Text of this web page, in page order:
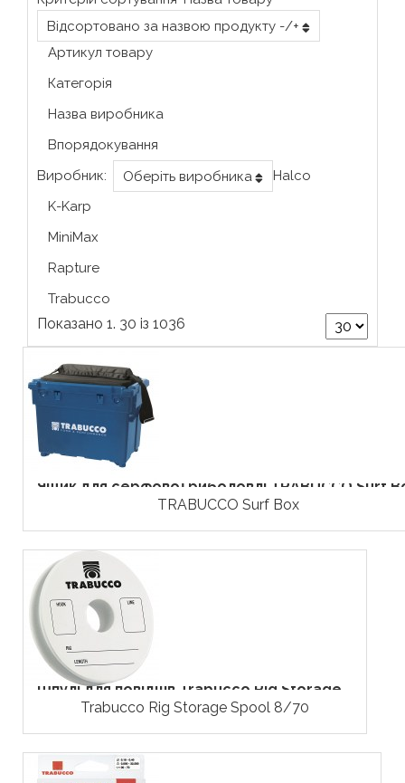
Відсортовано за назвою продукту -/+
Артикул товару
Категорія
Назва виробника
Впорядокування
Виробник:
Оберіть виробника
Halco
K-Karp
MiniMax
Rapture
Trabucco
Показано 1. 30 із 1036
Ящик для серфової риболовлі TRABUCCO Surf
TRABUCCO Surf Box
Шпулі для повідців Trabucco Rig Storage...
Trabucco Rig Storage Spool 8/70